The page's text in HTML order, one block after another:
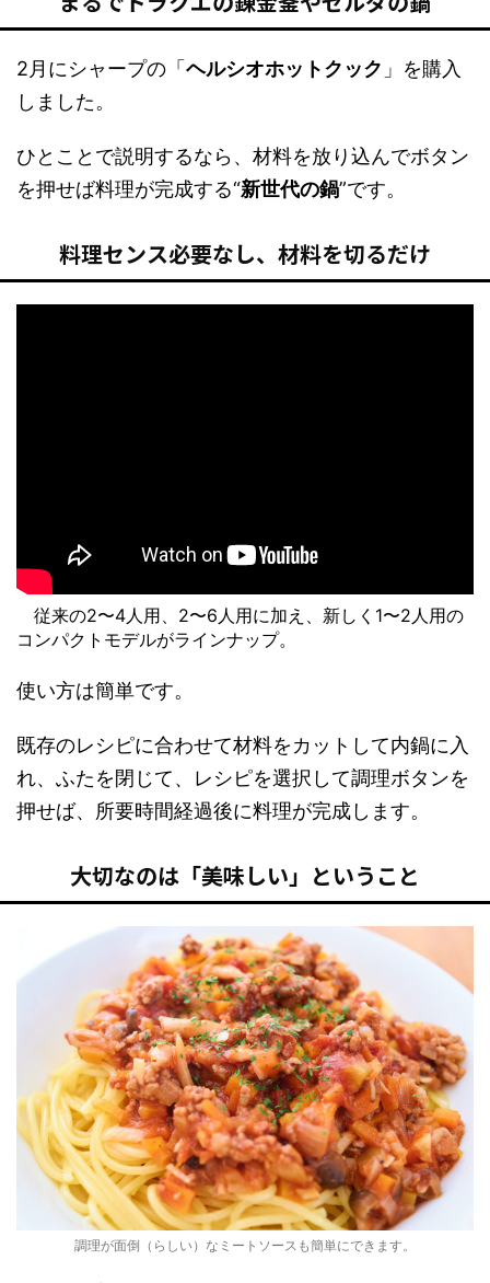
2月にシャープの「 ヘルシオホットクック 」を購入
しました。
ひとことで説明するなら、材料を放り込んでボタン
を押せば料理が完成する“新世代の鍋”です。
料理センス必要なし、材料を切るだけ
従来の2〜4人用、2〜6人用に加え、新しく1〜2人用の
コンパクトモデルがラインナップ。
使い方は簡単です。
既存のレシピに合わせて材料をカットして内鍋に入
れ、ふたを閉じて、レシピを選択して調理ボタンを
押せば、所要時間経過後に料理が完成します。
大切なのは「美味しい」ということ
調理が面倒（らしい）なミートソースも簡単にできます。